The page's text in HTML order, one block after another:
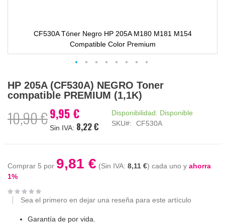
CF530A Tóner Negro HP 205A M180 M181 M154
Compatible Color Premium
al
comienzo
la
galería
HP 205A (CF530A) NEGRO Toner
compatible PREMIUM (1,1K)
10,90 € Precio
especial
9,95 €
8,22 €
Disponibilidad: Disponible
SKU
CF530A
Comprar 5 por 9,81 € 8,11 € cada uno y ahorra
1%
Sea el primero en dejar una reseña para este artículo
Garantía de por vida.